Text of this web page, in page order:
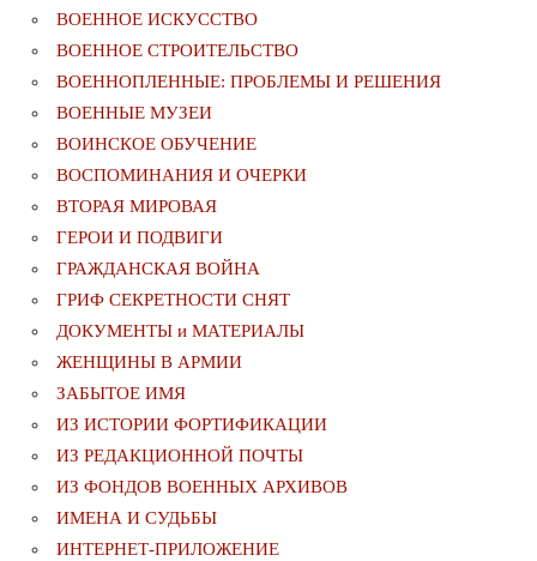
ВОЕННОЕ ИСКУССТВО
ВОЕННОЕ СТРОИТЕЛЬСТВО
ВОЕННОПЛЕННЫЕ: ПРОБЛЕМЫ И РЕШЕНИЯ
ВОЕННЫЕ МУЗЕИ
ВОИНСКОЕ ОБУЧЕНИЕ
ВОСПОМИНАНИЯ И ОЧЕРКИ
ВТОРАЯ МИРОВАЯ
ГЕРОИ И ПОДВИГИ
ГРАЖДАНСКАЯ ВОЙНА
ГРИФ СЕКРЕТНОСТИ СНЯТ
ДОКУМЕНТЫ и МАТЕРИАЛЫ
ЖЕНЩИНЫ В АРМИИ
ЗАБЫТОЕ ИМЯ
ИЗ ИСТОРИИ ФОРТИФИКАЦИИ
ИЗ РЕДАКЦИОННОЙ ПОЧТЫ
ИЗ ФОНДОВ ВОЕННЫХ АРХИВОВ
ИМЕНА И СУДЬБЫ
ИНТЕРНЕТ-ПРИЛОЖЕНИЕ